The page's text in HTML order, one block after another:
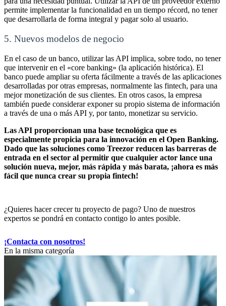
permite implementar la funcionalidad en un tiempo récord, no tener
que desarrollarla de forma integral y pagar solo al usuario.
5. Nuevos modelos de negocio
En el caso de un banco, utilizar las API implica, sobre todo, no tener
que intervenir en el «core banking» (la aplicación histórica). El
banco puede ampliar su oferta fácilmente a través de las aplicaciones
desarrolladas por otras empresas, normalmente las fintech, para una
mejor monetización de sus clientes. En otros casos, la empresa
también puede considerar exponer su propio sistema de información
a través de una o más API y, por tanto, monetizar su servicio.
Las API proporcionan una base tecnológica que es
especialmente propicia para la innovación en el Open Banking.
Dado que las soluciones como Treezor reducen las barreras de
entrada en el sector al permitir que cualquier actor lance una
solución nueva, mejor, más rápida y más barata, ¡ahora es más
fácil que nunca crear su propia fintech!
¿Quieres hacer crecer tu proyecto de pago? Uno de nuestros
expertos se pondrá en contacto contigo lo antes posible.
¡Contacta con nosotros!
En la misma categoría